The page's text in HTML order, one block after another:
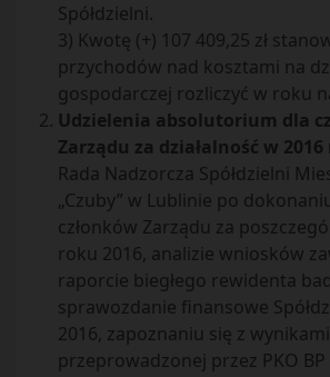
Spółdzielni.
3) Kwotę (+) 107 409,25 zł
przychodów nad kosztami na
gospodarczej rozliczyć w roku
Udzielenia absolutorium dla
Zarządu za działalność w 2016
Rada Nadzorcza Spółdzielni
„Czuby” w Lublinie po
członków Zarządu za
roku 2016, analizie wniosków
raporcie biegłego rewidenta
sprawozdanie finansowe
2016, zapoznaniu się z
przeprowadzonej przez PKO BP